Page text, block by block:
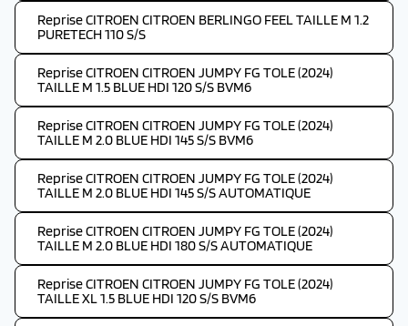
Reprise CITROEN CITROEN BERLINGO FEEL TAILLE M 1.2
PURETECH 110 S/S
Reprise CITROEN CITROEN JUMPY FG TOLE (2024)
TAILLE M 1.5 BLUE HDI 120 S/S BVM6
Reprise CITROEN CITROEN JUMPY FG TOLE (2024)
TAILLE M 2.0 BLUE HDI 145 S/S BVM6
Reprise CITROEN CITROEN JUMPY FG TOLE (2024)
TAILLE M 2.0 BLUE HDI 145 S/S AUTOMATIQUE
Reprise CITROEN CITROEN JUMPY FG TOLE (2024)
TAILLE M 2.0 BLUE HDI 180 S/S AUTOMATIQUE
Reprise CITROEN CITROEN JUMPY FG TOLE (2024)
TAILLE XL 1.5 BLUE HDI 120 S/S BVM6